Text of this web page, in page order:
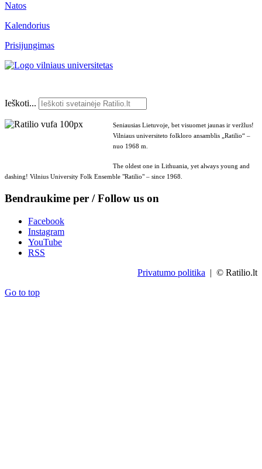
Natos
Kalendorius
Prisijungimas
Ieškoti...
Seniausias Lietuvoje, bet visuomet jaunas ir veržlus!
Vilniaus universiteto folkloro ansamblis „Ratilio“ –
nuo 1968 m.
The oldest one in Lithuania, yet always young and
dashing! Vilnius University Folk Ensemble "Ratilio" – since 1968.
Bendraukime per / Follow us on
Facebook
Instagram
YouTube
RSS
Privatumo politika | © Ratilio.lt
Go to top